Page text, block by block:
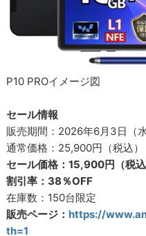
P10 PROイメージ図
セール情報
販売期間：2026年6月3日（
通常価格：25,900円（税込）
セール価格：15,900円（税込
割引率：38％OFF
在庫数：150台限定
販売ページ： https://
th=1